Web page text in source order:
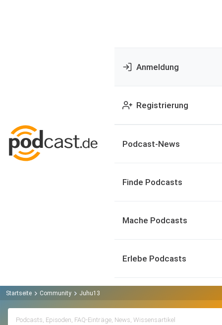
Anmeldung
Registrierung
Podcast-News
Finde Podcasts
Mache Podcasts
Erlebe Podcasts
Startseite Community Juhu13